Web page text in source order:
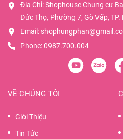
Địa Chỉ: Shophouse Chung cư
Đức Thọ, Phường 7, Gò Vấp, TP.
Email:
Phone:0987.700.004
VỀ CHÚNG TÔI
Giới Thiệu
Tin Tức